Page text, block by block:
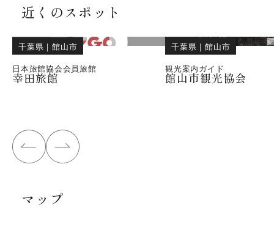
近くのスポット
千葉県 ｜館山市
日本旅館協会会員旅館
幸田旅館
千葉県 ｜館山市
観光案内ガイド
館山市観光協会
マップ